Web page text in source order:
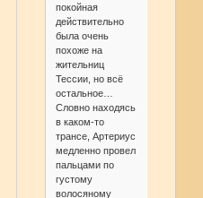
покойная
действительно
была очень
похоже на
жительниц
Тессии, но всё
остальное…
Словно находясь
в каком-то
трансе, Артериус
медленно провел
пальцами по
густому
волосяному